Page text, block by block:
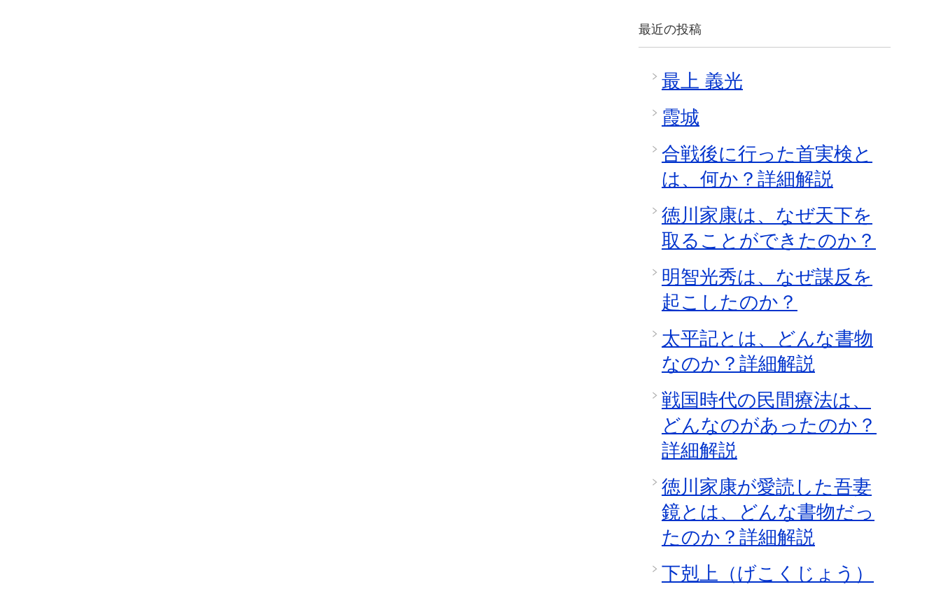
最近の投稿
最上 義光
霞城
合戦後に行った首実検と
は、何か？詳細解説
徳川家康は、なぜ天下を
取ることができたのか？
明智光秀は、なぜ謀反を
起こしたのか？
太平記とは、どんな書物
なのか？詳細解説
戦国時代の民間療法は、
どんなのがあったのか？
詳細解説
徳川家康が愛読した吾妻
鏡とは、どんな書物だっ
たのか？詳細解説
下剋上（げこくじょう）